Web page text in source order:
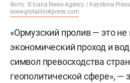
Фото: © Icana News Agency / Keystone
www.globallookpress.com
«Ормузский пролив — это не
экономический проход и
символ превосходства
геополитической сфере», —